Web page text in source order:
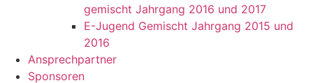
gemischt Jahrgang 2016 und 2017
E-Jugend Gemischt Jahrgang 2015 und
2016
Ansprechpartner
Sponsoren